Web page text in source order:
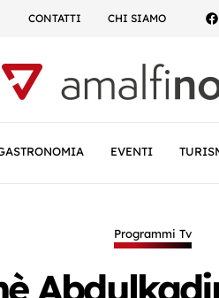
CONTATTI CHI SIAMO
EVENTI
Programmi Tv